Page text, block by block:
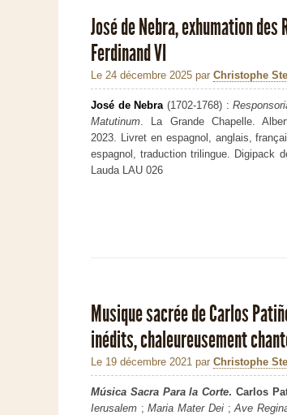
José de Nebra, exhumation des
Ferdinand VI
Le 24 décembre 2025 par Christophe
José de Nebra (1702-1768) :
Matutinum. La Grande Chapelle.
2023. Livret en espagnol, anglais,
espagnol, traduction trilingue. Digipack
Lauda LAU 026
Musique sacrée de Carlos
inédits, chaleureusement
Le 19 décembre 2021 par Christophe
Música Sacra Para la Corte. Carlos
Ierusalem ;Maria Mater Dei;Ave